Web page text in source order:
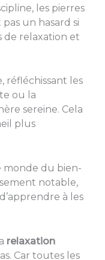
les pierres
un hasard si
de relaxation et
réfléchissant les
ou la
sereine. Cela
plus
monde du bien-
notable,
à les
relaxation
Car toutes les